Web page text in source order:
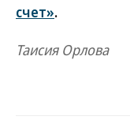
счет».
Таисия Орлова